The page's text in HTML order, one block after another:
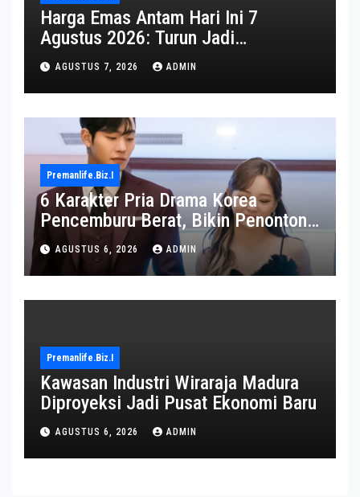
Harga Emas Antam Hari Ini 7
Agustus 2026: Turun Jadi
Rp2.650.000
AGUSTUS 7, 2026 ADMIN
Premanlife.biz.i
6 Karakter Pria Drama Korea
Pencemburu Berat, Bikin Penonton
Gemas
AGUSTUS 6, 2026 ADMIN
Premanlife.biz.i
Kawasan Industri Wiraraja Madura
Diproyeksi Jadi Pusat Ekonomi Baru
AGUSTUS 6, 2026 ADMIN